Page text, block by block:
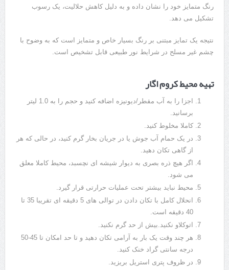
رنگ متمایز خود را نشان داده و به دلیل کاهش حلالیت، یک رسوب
تشکیل می دهد.
نتیجه یک تمایز مبتنی بر رنگ بسیار خاص و متمایز است که به وضوح با
چشم غیر مسلح در شرایط نور طبیعی قابل تشخیص است.
تهیه محیط کروم اگار
اجزا را به آب مقطر/دیونیزه اضافه کنید و حجم را به 1.0 لیتر
برسانید.
کاملا مخلوط کنید.
در یک حمام آب جوش یا در جریان بخار گرم کنید، در حالی که هر
از گاهی تکان دهید.
اگر هیچ ذره بصری به دیوار شیشه ای نچسبد، محیط کاملا معلق
می شود.
محیط نباید بیشتر تحت عملیات حرارتی قرار گیرد.
انحلال کامل با تکان دادن در توالی های 5 دقیقه ای تقریبا 35 تا
40 دقیقه است.
اتوکلاو نکنید.بیش از حد گرم نکنید.
هر چند وقت یک بار به آرامی تکان دهید و تا حد امکان تا 45-50
درجه سانتی گراد خنک کنید.
در ظروف پتری استریل بریزید.